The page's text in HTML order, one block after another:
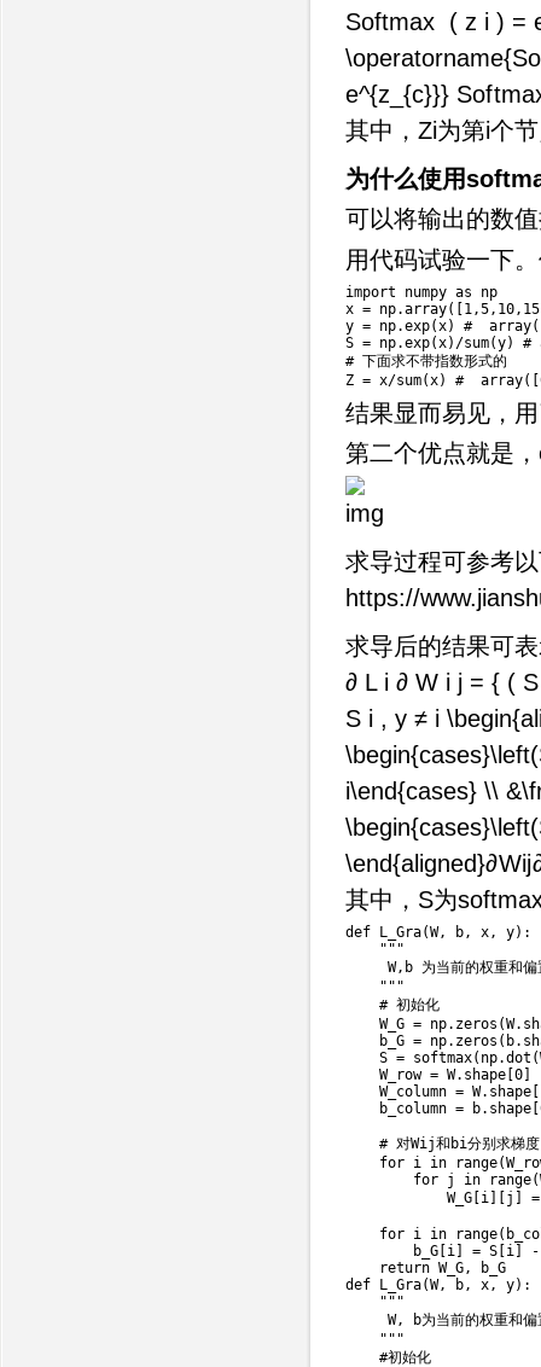
Softmax ⁡ ( z i ) =
e^{z_{c}}} Softma
其中，Zi为第i个
为什么使用
可以将输出的数
用代码试验一下
import numpy as np
x = np.array( 1,5, 10, 15
y = np.exp(x)
#
S = np.exp(x) /sum(y)
#
# 下面求不带指数形式的
Z = x/sum(x) #
结果显而易见，
第二个优点就是
求导过程可参考
https://
求导后的结果可
∂ L i ∂ W i j = { (
S i , y ≠ i
i\end{cases} \\
\end{aligned}∂Wij
其中，S为
def L_Gra(W, b, x, y) :
"""
W,b 为当前的权重和偏
    """
# 初始化
    W_G
= np. zeros (W.
    b_G
= np. zeros ( b.
    S
= softmax( np.dot (
    W_row
= W. shape 0
    W_column
= W. shape
    b_column
= b. shape
# 对Wij和bi分别求梯度
for i in range(
for j in range(
            W_G
i j =
for i in range(
        b_G
i = S i
-
return W_G,
def
L_Gra(W, b, x, y) :
"""
W, b为当前的权重和偏
    """
#初始化